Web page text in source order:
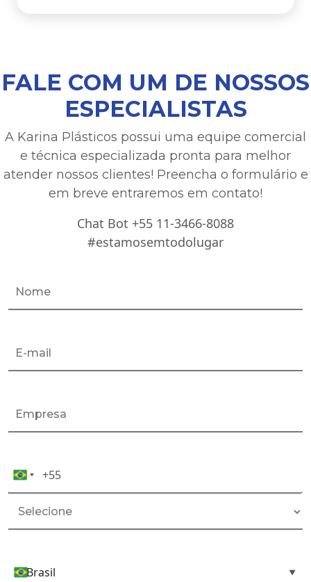
FALE COM UM DE NOSSOS
ESPECIALISTAS
A Karina Plásticos possui uma equipe comercial
e técnica especializada pronta para melhor
atender nossos clientes! Preencha o formulário e
em breve entraremos em contato!
Chat Bot +55 11-3466-8088
#estamosemtodolugar
Celular*
Brazil
+55
+55
País*
Brasil ▼